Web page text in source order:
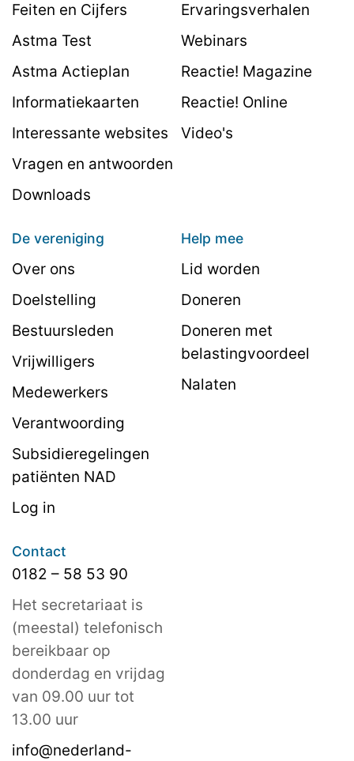
Feiten en Cijfers
Astma Test
Astma Actieplan
Informatiekaarten
Interessante websites
Vragen en antwoorden
Downloads
Ervaringsverhalen
Webinars
Reactie! Magazine
Reactie! Online
Video's
De vereniging
Over ons
Doelstelling
Bestuursleden
Vrijwilligers
Medewerkers
Verantwoording
Subsidieregelingen
patiënten NAD
Log in
Help mee
Lid worden
Doneren
Doneren met
belastingvoordeel
Nalaten
Contact
0182 – 58 53 90
Het secretariaat is
(meestal) telefonisch
bereikbaar op
donderdag en vrijdag
van 09.00 uur tot
13.00 uur
info@nederland-